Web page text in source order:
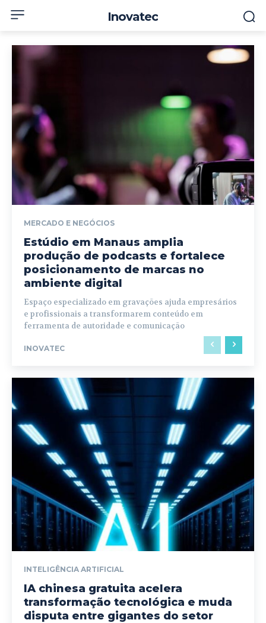
Inovatec
MERCADO E NEGÓCIOS
Estúdio em Manaus amplia
produção de podcasts e fortalece
posicionamento de marcas no
ambiente digital
Espaço especializado em gravações ajuda empresários
e profissionais a transformarem conteúdo em
ferramenta de autoridade e comunicação
INOVATEC
INTELIGÊNCIA ARTIFICIAL
IA chinesa gratuita acelera
transformação tecnológica e muda
disputa entre gigantes do setor